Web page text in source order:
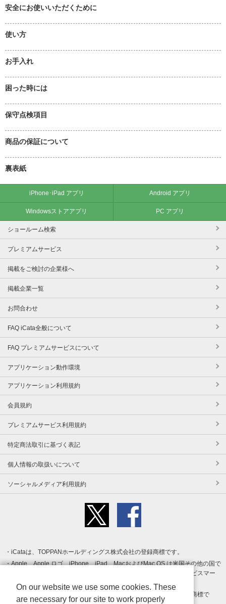
安全にお使いいただくために
使い方
お手入れ
困った時には
保守点検項目
商品の保証について
裏表紙
iPhone･iPad アプリ Android アプリ
Windowsストアアプリ PC アプリ
ショールーム検索
プレミアムサービス
掲載をご検討の企業様へ
掲載企業一覧
お問合わせ
FAQ iCata全般について
FAQ プレミアムサービスについて
アプリケーション動作環境
アプリケーション利用規約
会員規約
プレミアムサービス利用規約
特定商法取引に基づく表記
個人情報の取扱いについて
ソーシャルメディア利用規約
iCataは、TOPPANホールディングス株式会社の登録商標です。
Apple、Apple ロゴ、iPhone、iPad、MacおよびMac OS は米国その他の国で
登録された Apple Inc. の商標です。App Store は Apple Inc. のサービスマー
クです。
Android、Google Play および Google Play ロゴ は Google LLC の商標で
On our website we use some cookies. These
are necessary for our site to work properly